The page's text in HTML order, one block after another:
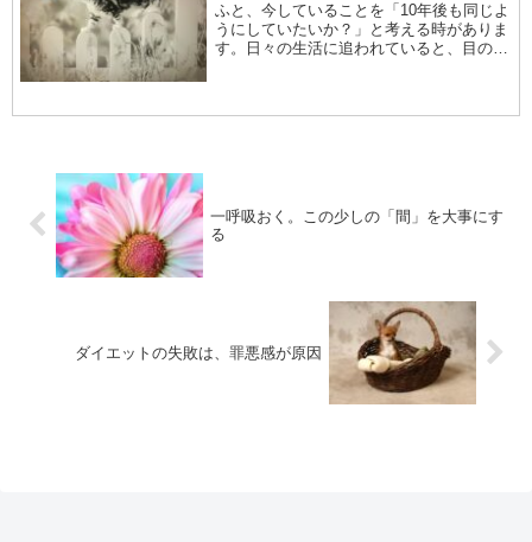
ふと、今していることを「10年後も同じよ
うにしていたいか？」と考える時がありま
す。日々の生活に追われていると、目の前
一呼吸おく。この少しの「間」を大事にす
る
ダイエットの失敗は、罪悪感が原因